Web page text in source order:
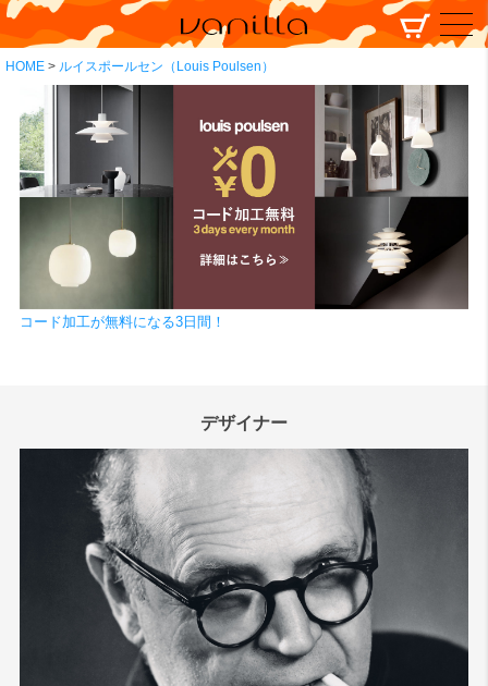
HOME ルイスポールセン（Louis Poulsen）
検索
コード加工が無料になる3日間！
デザイナー